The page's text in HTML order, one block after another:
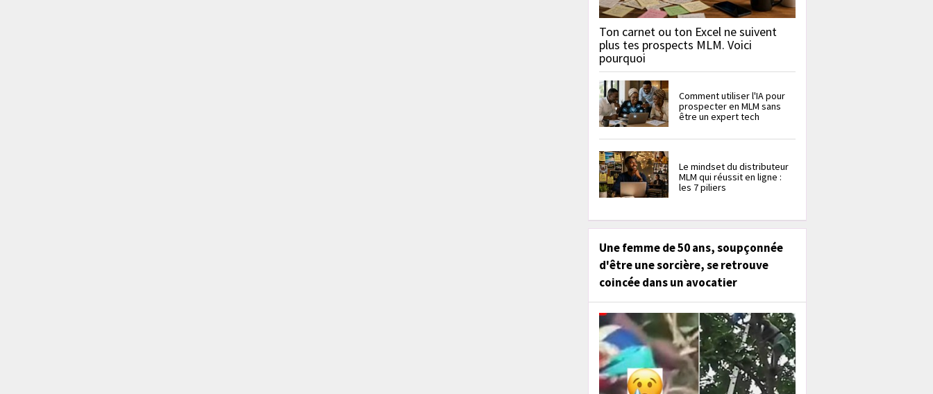
Ton carnet ou ton Excel ne suivent
plus tes prospects MLM. Voici
pourquoi
Comment utiliser l'IA pour
prospecter en MLM sans
être un expert tech
Le mindset du distributeur
MLM qui réussit en ligne :
les 7 piliers
Une femme de 50 ans, soupçonnée
d'être une sorcière, se retrouve
coincée dans un avocatier